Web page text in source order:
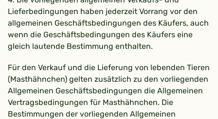
Lieferbedingungen haben jederzeit Vorrang vor den
allgemeinen Geschäftsbedingungen des Käufers, auch
wenn die Geschäftsbedingungen des Käufers eine
gleich lautende Bestimmung enthalten.
Für den Verkauf und die Lieferung von lebenden Tieren
(Masthähnchen) gelten zusätzlich zu den vorliegenden
Allgemeinen Geschäftsbedingungen die Allgemeinen
Vertragsbedingungen für Masthähnchen. Die
Bestimmungen der vorliegenden Allgemeinen